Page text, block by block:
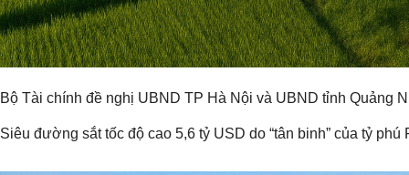
Bộ Tài chính đề nghị UBND TP Hà Nội và UBND tỉnh Quảng
Siêu đường sắt tốc độ cao 5,6 tỷ USD do “tân binh” của tỷ